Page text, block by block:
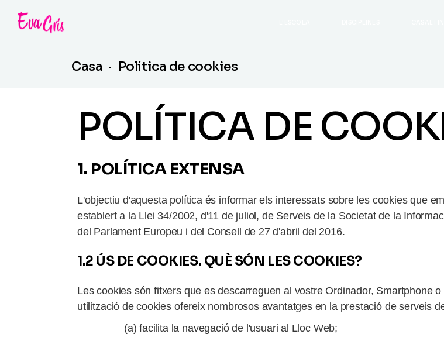
Casa Política de cookies
POLÍTICA DE
1. POLÍTICA EXTENSA
L'objectiu d'aquesta política és informar els interessats sobre les cookies que
establert a la Llei 34/2002, d'11 de juliol, de Serveis de la Societat de la
del Parlament Europeu i del Consell de 27 d'abril del 2016.
1.2 ÚS DE COOKIES. QUÈ SÓN LES COOKIES?
Les cookies són fitxers que es descarreguen al vostre Ordinador, Smartphone
utilització de cookies ofereix nombrosos avantatges en la prestació de serveis
(a) facilita la navegació de l'usuari al Lloc Web;